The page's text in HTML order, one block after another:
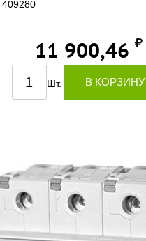
11 900,46
Шт. В КОРЗИНУ